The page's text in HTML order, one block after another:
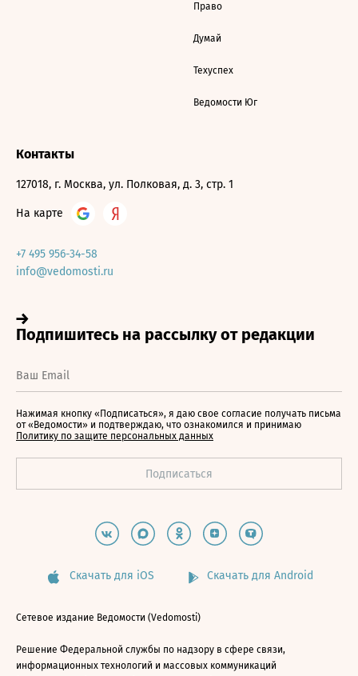
Право
Думай
Техуспех
Ведомости Юг
Контакты
127018, г. Москва, ул. Полковая, д. 3, стр. 1
На карте
+7 495 956-34-58
info@vedomosti.ru
Нажимая кнопку «Подписаться», я даю свое согласие получать письма
от «Ведомости» и подтверждаю, что ознакомился и принимаю
Политику по защите персональных данных
Скачать для iOS Скачать для Android
Сетевое издание Ведомости (Vedomosti)
Решение Федеральной службы по надзору в сфере связи,
информационных технологий и массовых коммуникаций